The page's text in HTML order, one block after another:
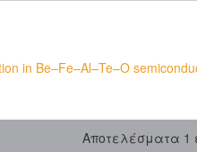
in Be–Fe–Al–Te–O
Αποτελέσματα 1